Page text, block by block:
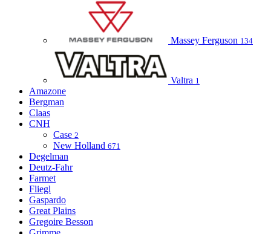
Massey Ferguson 134
Valtra 1
Amazone
Bergman
Claas
CNH
Case 2
New Holland 671
Degelman
Deutz-Fahr
Farmet
Fliegl
Gaspardo
Great Plains
Gregoire Besson